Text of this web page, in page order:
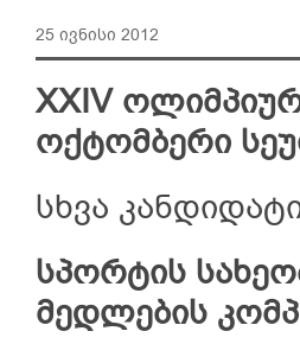
25 ივნისი 2012
XXIV
ოქტომბერი
სხვა
სპორტის
მედლების